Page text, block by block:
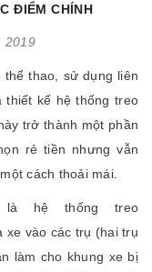
ĐIỂM CHÍNH
2019
thể thao, sử dụng liên
thiết kế hệ thống treo
trở thành một phần
rẻ tiền nhưng vẫn
cách thoải mái.
là hệ thống treo
xe vào các trụ (hai trụ
làm cho khung xe bị